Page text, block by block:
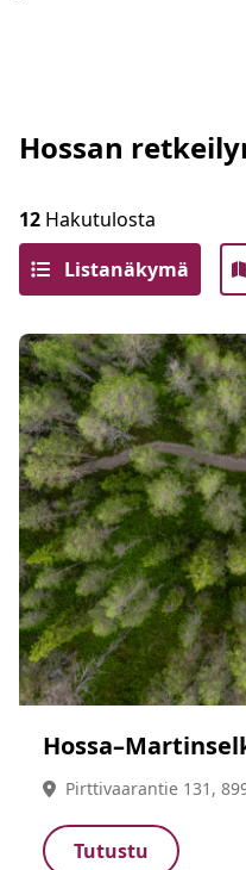
Hossan
12 Hakutulosta
Listanäkymä
Pirttivaarantie 131,
Tutustu